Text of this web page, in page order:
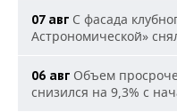
07 авг С фасада
Астрономической»
06 авг Объем
снизился на 9,3% с